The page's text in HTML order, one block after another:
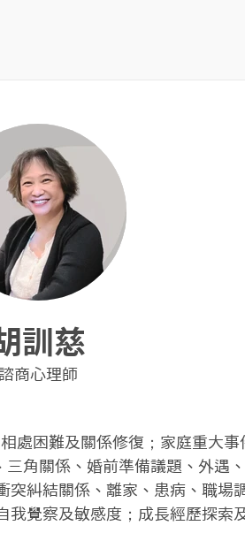
訓慈
商心理師
處困難及關係修復；家庭重大事
角關係、婚前準備議題、外遇
突糾結關係、離家、患病、職場
我覺察及敏感度；成長經歷探索